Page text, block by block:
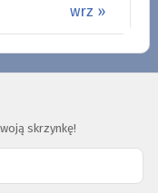
wrz »
skrzynkę!